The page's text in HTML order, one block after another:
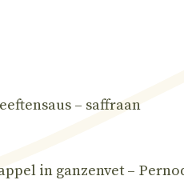
– saffraan
in ganzenvet –